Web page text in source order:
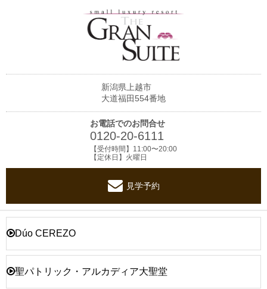
新潟県上越市
大道福田554番地
お電話でのお問合せ
0120-20-6111
【受付時間】11:00〜20:00
【定休日】火曜日
見学予約
Dúo CEREZO
聖パトリック・アルカディア大聖堂